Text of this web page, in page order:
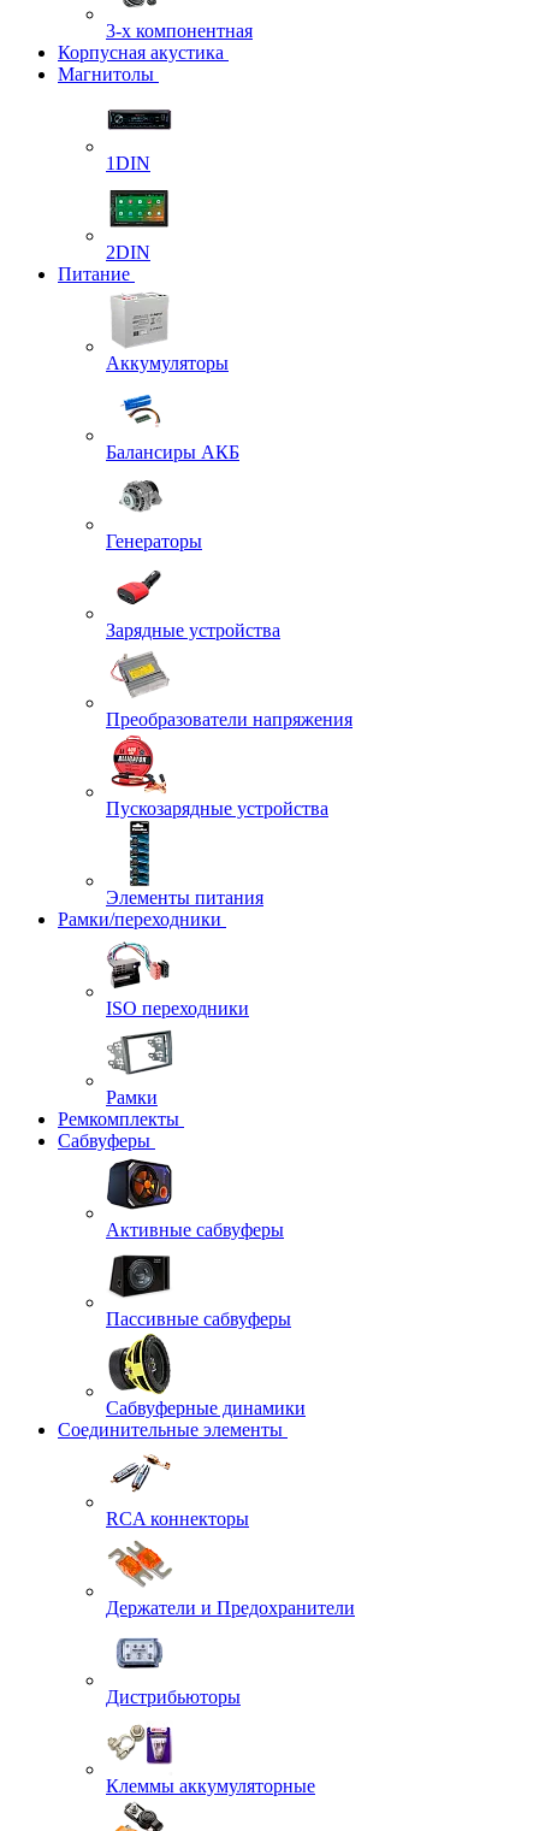
3-х компонентная
Корпусная акустика
Магнитолы
1DIN
2DIN
Питание
Аккумуляторы
Балансиры АКБ
Генераторы
Зарядные устройства
Преобразователи напряжения
Пускозарядные устройства
Элементы питания
Рамки/переходники
ISO переходники
Рамки
Ремкомплекты
Сабвуферы
Активные сабвуферы
Пассивные сабвуферы
Сабвуферные динамики
Соединительные элементы
RCA коннекторы
Держатели и Предохранители
Дистрибьюторы
Клеммы аккумуляторные